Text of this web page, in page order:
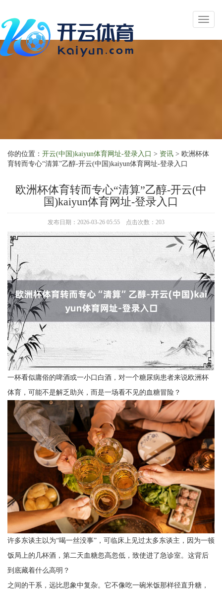
Toggle
你的位置： 开云(中国)kaiyun体育网址-登录入口 > 资讯 > 欧洲杯体
育转而专心“清算”乙醇-开云(中国)kaiyun体育网址-登录入口
欧洲杯体育转而专心“清算”乙醇-开云(中
国)kaiyun体育网址-登录入口
发布日期：2026-03-26 05:55 点击次数：203
一杯看似庸俗的啤酒或一小口白酒，对一个糖尿病患者来说欧洲杯
体育，可能不是解乏助兴，而是一场看不见的血糖冒险？
许多东谈主以为“喝一丝没事”，可临床上见过太多东谈主，因为一顿
饭局上的几杯酒，第二天血糖忽高忽低，致使进了急诊室。这背后
到底藏着什么高明？
之间的干系，远比思象中复杂。它不像吃一碗米饭那样径直升糖，